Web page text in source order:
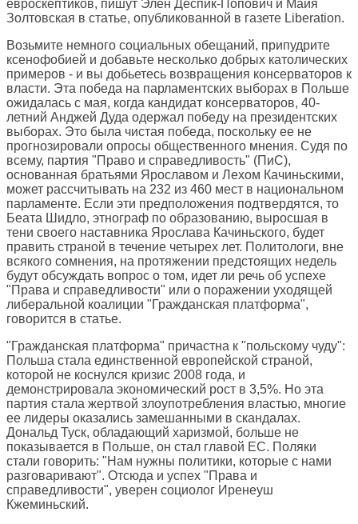
евроскептиков, пишут Элен Деспик-Попович и Майя
Золтовская в статье, опубликованной в газете Liberation.
Возьмите немного социальных обещаний, припудрите
ксенофобией и добавьте несколько добрых католических
примеров - и вы добьетесь возвращения консерваторов к
власти. Эта победа на парламентских выборах в Польше
ожидалась с мая, когда кандидат консерваторов, 40-
летний Анджей Дуда одержал победу на президентских
выборах. Это была чистая победа, поскольку ее не
прогнозировали опросы общественного мнения. Судя по
всему, партия "Право и справедливость" (ПиС),
основанная братьями Ярославом и Лехом Качиньскими,
может рассчитывать на 232 из 460 мест в национальном
парламенте. Если эти предположения подтвердятся, то
Беата Шидло, этнограф по образованию, выросшая в
тени своего наставника Ярослава Качиньского, будет
править страной в течение четырех лет. Политологи, вне
всякого сомнения, на протяжении предстоящих недель
будут обсуждать вопрос о том, идет ли речь об успехе
"Права и справедливости" или о поражении уходящей
либеральной коалиции "Гражданская платформа",
говорится в статье.
"Гражданская платформа" причастна к "польскому чуду":
Польша стала единственной европейской страной,
которой не коснулся кризис 2008 года, и
демонстрировала экономический рост в 3,5%. Но эта
партия стала жертвой злоупотребления властью, многие
ее лидеры оказались замешанными в скандалах.
Дональд Туск, обладающий харизмой, больше не
показывается в Польше, он стал главой ЕС. Поляки
стали говорить: "Нам нужны политики, которые с нами
разговаривают". Отсюда и успех "Права и
справедливости", уверен социолог Иренеуш
Кжеминьский.